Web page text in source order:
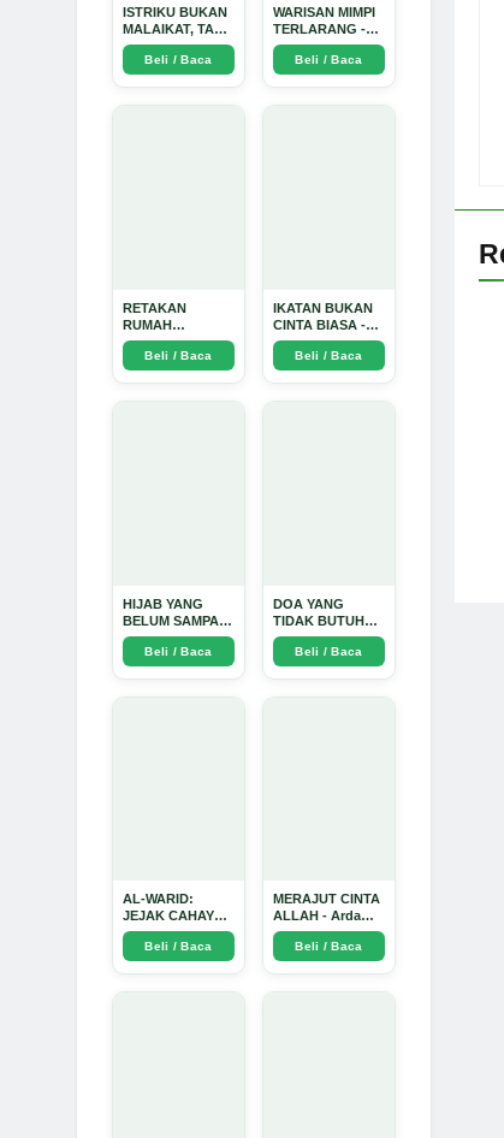
ISTRIKU BUKAN
MALAIKAT, TAPI
AKU JUGA
TIDAK SUCI -
Beli / Baca
WARISAN MIMPI
TERLARANG -
Arda Dinata
Beli / Baca
RETAKAN
RUMAH
TANGGA:
Sebuah
Perjalanan
Beli / Baca
IKATAN BUKAN
CINTA BIASA -
Arda Dinata
Beli / Baca
HIJAB YANG
BELUM SAMPAI
KE HATI: Ketika
Cinta Seorang
Ustadz Menjadi
Beli / Baca
DOA YANG
TIDAK BUTUH
SINYAL: Kisah
Tiga Jiwa yang
Tersesat di Era AI
Beli / Baca
AL-WARID:
JEJAK CAHAYA
DI ANTARA DUA
ZAMAN - Arda
Dinata
Beli / Baca
MERAJUT CINTA
ALLAH - Arda
Dinata
Beli / Baca